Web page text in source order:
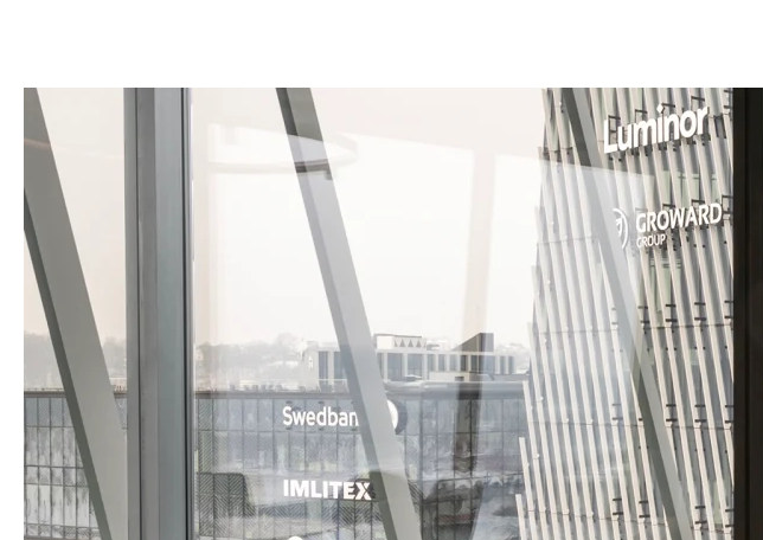
Otvoreni modularni koncept koji se razvija zajedno s prostorom i korisnikom.